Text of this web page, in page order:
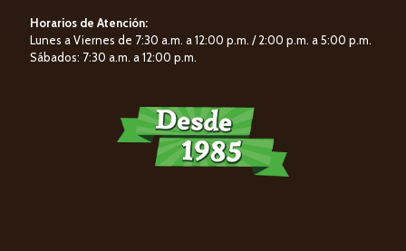
Horarios de Atención:
Lunes a Viernes de 7:30 a.m. a 12:00 p.m. / 2:00 p.m. a 5:00 p.m.
Sábados: 7:30 a.m. a 12:00 p.m.